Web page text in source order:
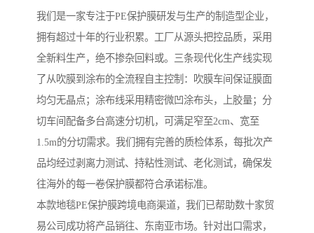
我们是一家专注于PE保护膜研发与生产的制造型企业，
拥有超过十年的行业积累。工厂从源头把控品质，采用
全新料生产，绝不掺杂回料或。三条现代化生产线实现
了从吹膜到涂布的全流程自主控制：吹膜车间保证膜面
均匀无晶点；涂布线采用精密微凹涂布头，上胶量；分
切车间配备多台高速分切机，可满足窄至2cm、宽至
1.5m的分切需求。我们拥有完善的质检体系，每批次产
品均经过剥离力测试、持粘性测试、老化测试，确保发
往海外的每一卷保护膜都符合承诺标准。
本款地毯PE保护膜跨境电商渠道，我们已帮助数十家贸
易公司成功将产品销往、东南亚市场。针对出口需求，